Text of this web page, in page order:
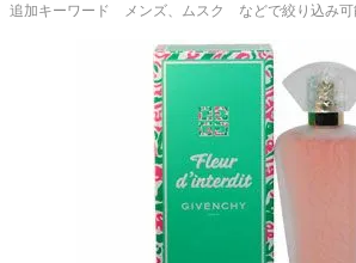
追加キーワード メンズ、ムスク などで絞り込み可